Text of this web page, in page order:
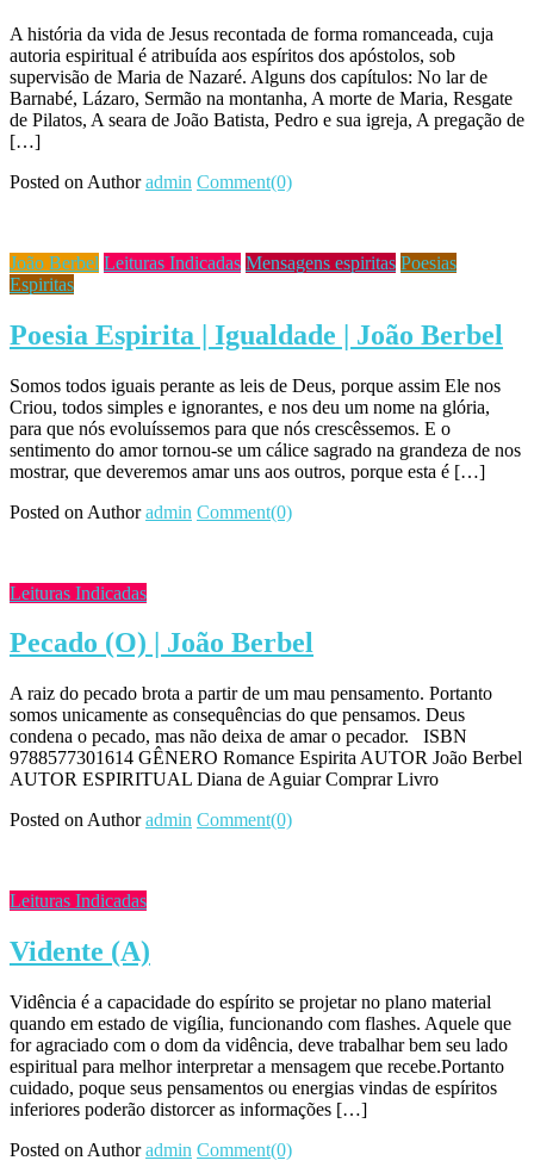
A história da vida de Jesus recontada de forma romanceada, cuja
autoria espiritual é atribuída aos espíritos dos apóstolos, sob
supervisão de Maria de Nazaré. Alguns dos capítulos: No lar de
Barnabé, Lázaro, Sermão na montanha, A morte de Maria, Resgate
de Pilatos, A seara de João Batista, Pedro e sua igreja, A pregação de
[…]
Posted on Author admin Comment(0)
João Berbel Leituras Indicadas Mensagens espiritas Poesias
Espiritas
Poesia Espirita | Igualdade | João Berbel
Somos todos iguais perante as leis de Deus, porque assim Ele nos
Criou, todos simples e ignorantes, e nos deu um nome na glória,
para que nós evoluíssemos para que nós crescêssemos. E o
sentimento do amor tornou-se um cálice sagrado na grandeza de nos
mostrar, que deveremos amar uns aos outros, porque esta é […]
Posted on Author admin Comment(0)
Leituras Indicadas
Pecado (O) | João Berbel
A raiz do pecado brota a partir de um mau pensamento. Portanto
somos unicamente as consequências do que pensamos. Deus
condena o pecado, mas não deixa de amar o pecador. ISBN
9788577301614 GÊNERO Romance Espirita AUTOR João Berbel
AUTOR ESPIRITUAL Diana de Aguiar Comprar Livro
Posted on Author admin Comment(0)
Leituras Indicadas
Vidente (A)
Vidência é a capacidade do espírito se projetar no plano material
quando em estado de vigília, funcionando com flashes. Aquele que
for agraciado com o dom da vidência, deve trabalhar bem seu lado
espiritual para melhor interpretar a mensagem que recebe.Portanto
cuidado, poque seus pensamentos ou energias vindas de espíritos
inferiores poderão distorcer as informações […]
Posted on Author admin Comment(0)